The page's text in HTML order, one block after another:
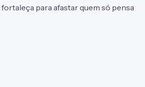
para afastar quem só pensa